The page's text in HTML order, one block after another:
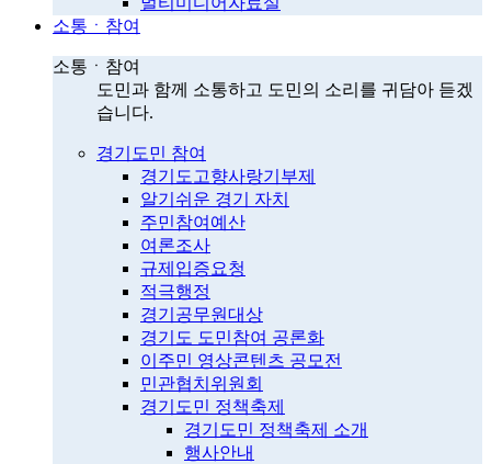
소통ㆍ참여
소통ㆍ참여
도민과 함께 소통하고 도민의 소리를 귀담아 듣겠
습니다.
경기도민 참여
경기도고향사랑기부제
알기쉬운 경기 자치
주민참여예산
여론조사
규제입증요청
적극행정
경기공무원대상
경기도 도민참여 공론화
이주민 영상콘텐츠 공모전
민관협치위원회
경기도민 정책축제
경기도민 정책축제 소개
행사안내